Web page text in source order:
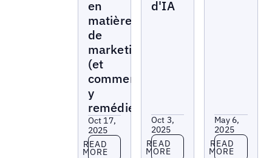
en
matière
de
marketing
(et
comment
y
remédier)
Oct 17,
2025
Read more
READ
MORE
d'IA
Oct 3,
2025
Read more
READ
MORE
May 6,
2025
Read more
READ
MORE